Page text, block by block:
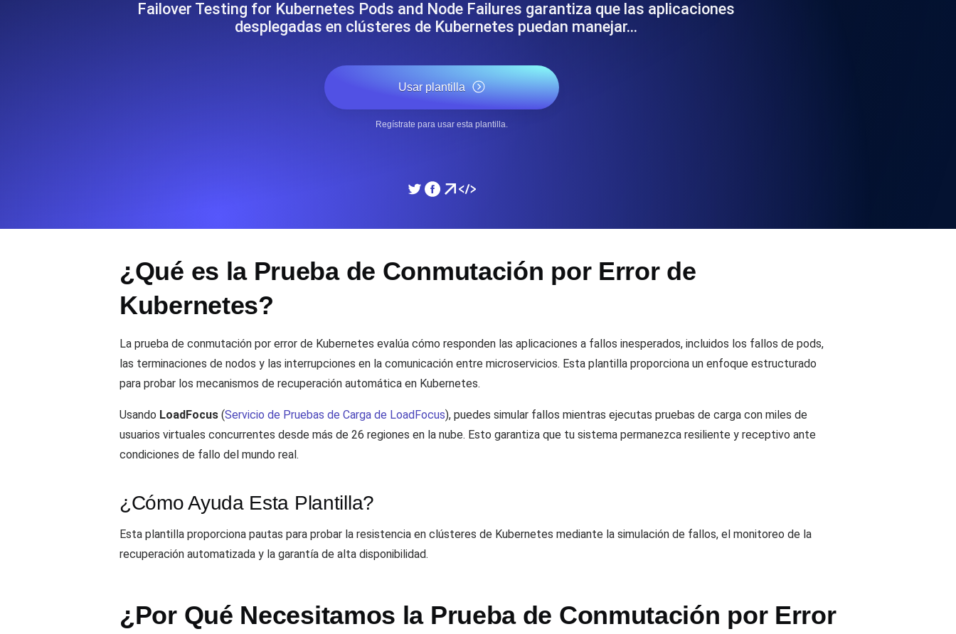
Uptime Monitoring para sitios web y APIs. Gratis para empezar.
Checks automáticos de certificados SSL y alertas de caducidad.
Gratis para empezar.
Heartbeat monitoring para cron jobs y tareas programadas. Gratis
DNS Monitoring
Monitores como YAML, JS y MCP
Failover Testing for Kubernetes Pods and Node Failures garantiza que las aplicaciones
desplegadas en clústeres de Kubernetes puedan manejar…
Usar plantilla
Regístrate para usar esta plantilla.
¿Qué es la Prueba de Conmutación por Error de
Kubernetes?
La prueba de conmutación por error de Kubernetes evalúa cómo responden las aplicaciones a fallos inesperados, incluidos los fallos de pods,
las terminaciones de nodos y las interrupciones en la comunicación entre microservicios. Esta plantilla proporciona un enfoque estructurado
para probar los mecanismos de recuperación automática en Kubernetes.
Usando LoadFocus (Servicio de Pruebas de Carga de LoadFocus), puedes simular fallos mientras ejecutas pruebas de carga con miles de
usuarios virtuales concurrentes desde más de 26 regiones en la nube. Esto garantiza que tu sistema permanezca resiliente y receptivo ante
condiciones de fallo del mundo real.
¿Cómo Ayuda Esta Plantilla?
Esta plantilla proporciona pautas para probar la resistencia en clústeres de Kubernetes mediante la simulación de fallos, el monitoreo de la
recuperación automatizada y la garantía de alta disponibilidad.
¿Por Qué Necesitamos la Prueba de Conmutación por Error